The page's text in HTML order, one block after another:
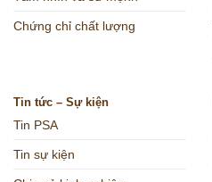
Chứng chỉ chất lượng
Tin tức – Sự kiện
Tin PSA
Tin sự kiện